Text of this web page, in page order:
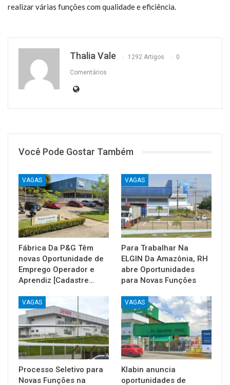
realizar várias funções com qualidade e eficiência.
Thalia Vale 1292 Artigos 0
Comentários
Você Pode Gostar Também
VAGAS
Fábrica Da P&G Têm
novas Oportunidade de
Emprego Operador e
Aprendiz [Cadastre…
VAGAS
Para Trabalhar Na
ELGIN Da Amazônia, RH
abre Oportunidades
para Novas Funções
VAGAS
Processo Seletivo para
Novas Funções na
VAGAS
Klabin anuncia
oportunidades de